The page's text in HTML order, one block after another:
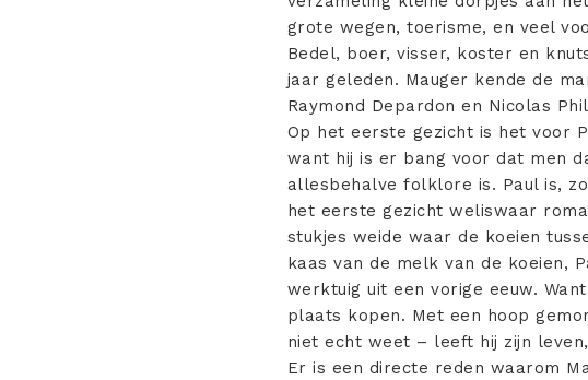
grote wegen, toerisme, en veel
Bedel, boer, visser, koster en
jaar geleden. Mauger kende de
Raymond Depardon en Nicolas
Op het eerste gezicht is het voor
want hij is er bang voor dat men
allesbehalve folklore is. Paul is,
het eerste gezicht weliswaar
stukjes weide waar de koeien
kaas van de melk van de koeien,
werktuig uit een vorige eeuw.
plaats kopen. Met een hoop
niet echt weet – leeft hij zijn
Er is een directe reden waarom